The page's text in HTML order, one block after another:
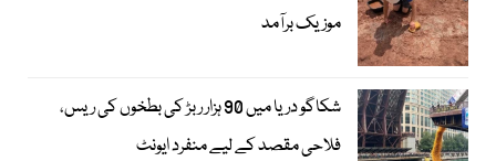
موزیک برآمد
شکاگو دریا میں 90 ہزار ربڑ کی بطخوں کی ریس،
فلاحی مقصد کے لیے منفرد ایونٹ